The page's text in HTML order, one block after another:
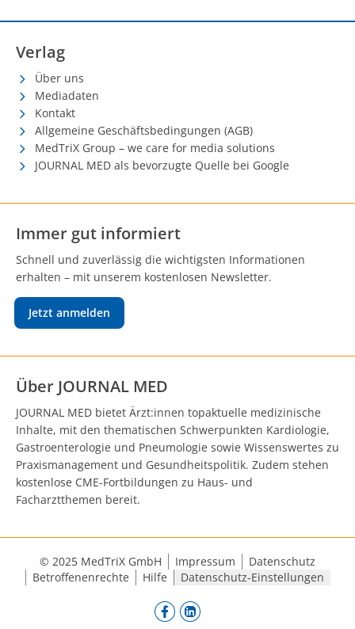
Verlag
Über uns
Mediadaten
Kontakt
Allgemeine Geschäftsbedingungen (AGB)
MedTriX Group – we care for media solutions
JOURNAL MED als bevorzugte Quelle bei Google
Immer gut informiert
Schnell und zuverlässig die wichtigsten Informationen
erhalten – mit unserem kostenlosen Newsletter.
Jetzt anmelden
Über JOURNAL MED
JOURNAL MED bietet Ärzt:innen topaktuelle medizinische
Inhalte, mit den thematischen Schwerpunkten Kardiologie,
Gastroenterologie und Pneumologie sowie Wissenswertes zu
Praxismanagement und Gesundheitspolitik. Zudem stehen
kostenlose CME-Fortbildungen zu Haus- und
Facharztthemen bereit.
© 2025 MedTriX GmbH Impressum
Datenschutz
Betroffenenrechte
Hilfe Datenschutz-Einstellungen